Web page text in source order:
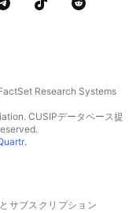
Research Systems
CUSIPデータベース提
.
サブスクリプション